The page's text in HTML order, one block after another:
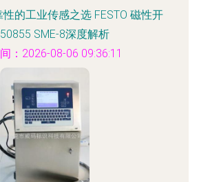
的工业传感之选 FESTO 磁性开
SME-8深度解析
：2026-08-06 09:36:11